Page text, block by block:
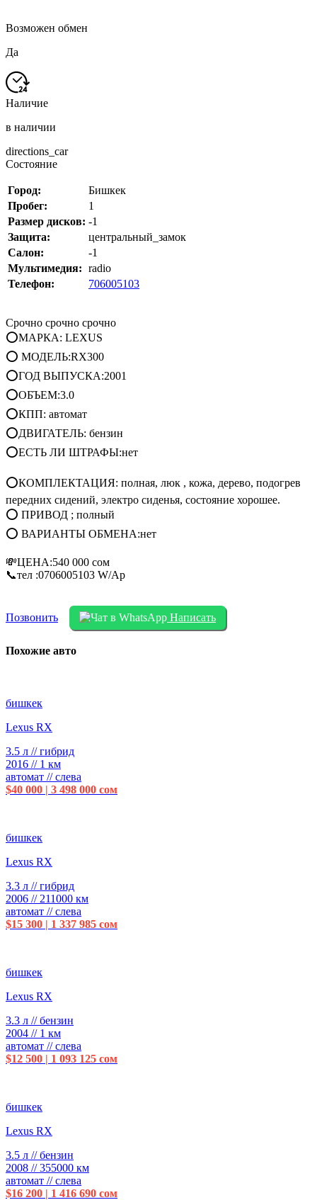
Возможен обмен
Да
Наличие
в наличии
directions_car
Состояние
Город:
Бишкек
Пробег:
1
Размер дисков: -1
Защита:
центральный_замок
Салон:
-1
Мультимедия: radio
Телефон:
706005103
Срочно срочно срочно
⭕МАРКА: LEXUS
⭕ МОДЕЛЬ:RX300
⭕ГОД ВЫПУСКА:2001
⭕ОБЪЕМ:3.0
⭕КПП: автомат
⭕ДВИГАТЕЛЬ: бензин
⭕ЕСТЬ ЛИ ШТРАФЫ:нет
⭕КОМПЛЕКТАЦИЯ: полная, люк , кожа, дерево, подогрев
передних сидений, электро сиденья, состояние хорошее.
⭕ ПРИВОД ; полный
⭕ ВАРИАНТЫ ОБМЕНА:нет
💸ЦЕНА:540 000 сом
📞тел :0706005103 W/Ap
Позвонить Написать
Похожие авто
бишкек
Lexus RX
3.5 л // гибрид
2016 // 1 км
автомат // слева
$40 000 | 3 498 000 сом
бишкек
Lexus RX
3.3 л // гибрид
2006 // 211000 км
автомат // слева
$15 300 | 1 337 985 сом
бишкек
Lexus RX
3.3 л // бензин
2004 // 1 км
автомат // слева
$12 500 | 1 093 125 сом
бишкек
Lexus RX
3.5 л // бензин
2008 // 355000 км
автомат // слева
$16 200 | 1 416 690 сом